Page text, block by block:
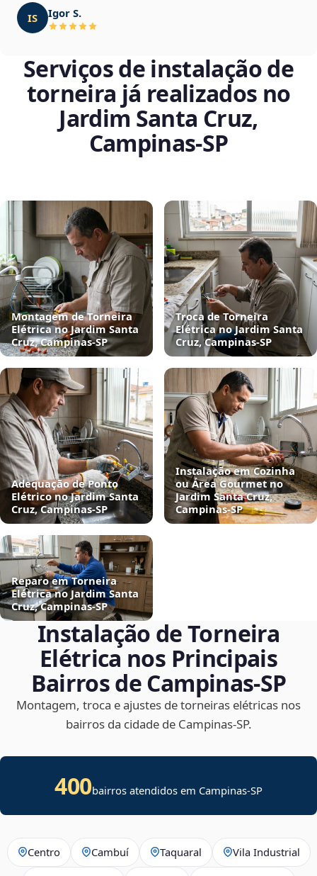
IS Igor S.
Serviços de instalação de
torneira já realizados no
Jardim Santa Cruz,
Campinas‑SP
Montagem de Torneira
Elétrica no Jardim Santa
Cruz, Campinas‑SP
Troca de Torneira
Elétrica no Jardim Santa
Cruz, Campinas‑SP
Adequação de Ponto
Elétrico no Jardim Santa
Cruz, Campinas‑SP
Instalação em Cozinha
ou Área Gourmet no
Jardim Santa Cruz,
Campinas‑SP
Reparo em Torneira
Elétrica no Jardim Santa
Cruz, Campinas‑SP
Instalação de Torneira
Elétrica nos Principais
Bairros de Campinas‑SP
Montagem, troca e ajustes de torneiras elétricas nos
bairros da cidade de Campinas‑SP.
400bairros atendidos em Campinas-SP
Centro Cambuí Taquaral Vila Industrial